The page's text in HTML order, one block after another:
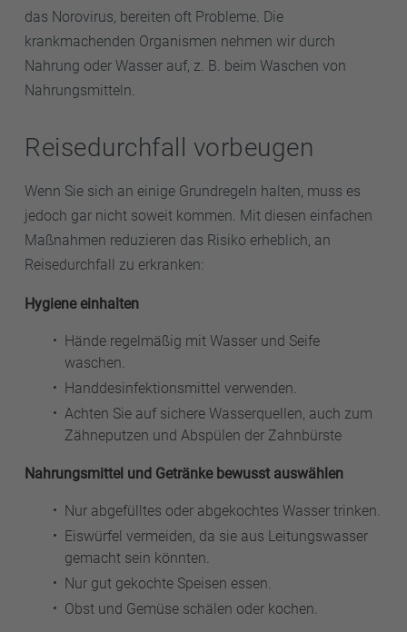
das Norovirus, bereiten oft Probleme. Die
krankmachenden Organismen nehmen wir durch
Nahrung oder Wasser auf, z. B. beim Waschen von
Nahrungsmitteln.
Reisedurchfall vorbeugen
Wenn Sie sich an einige Grundregeln halten, muss es
jedoch gar nicht soweit kommen. Mit diesen einfachen
Maßnahmen reduzieren das Risiko erheblich, an
Reisedurchfall zu erkranken:
Hygiene einhalten
Hände regelmäßig mit Wasser und Seife
waschen.
Handdesinfektionsmittel verwenden.
Achten Sie auf sichere Wasserquellen, auch zum
Zähneputzen und Abspülen der Zahnbürste
Nahrungsmittel und Getränke bewusst auswählen
Nur abgefülltes oder abgekochtes Wasser trinken.
Eiswürfel vermeiden, da sie aus Leitungswasser
gemacht sein könnten.
Nur gut gekochte Speisen essen.
Obst und Gemüse schälen oder kochen.